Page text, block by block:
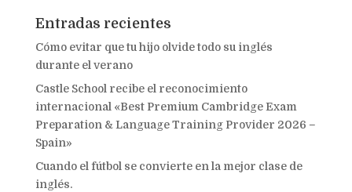
Entradas recientes
Cómo evitar que tu hijo olvide todo su inglés
durante el verano
Castle School recibe el reconocimiento
internacional «Best Premium Cambridge Exam
Preparation & Language Training Provider 2026 –
Spain»
Cuando el fútbol se convierte en la mejor clase de
inglés.